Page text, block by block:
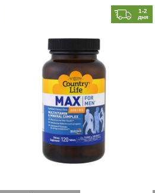
1-2
дня